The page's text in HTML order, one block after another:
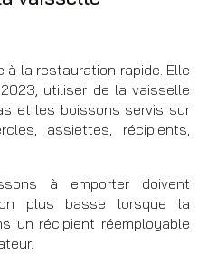
à la restauration rapide. Elle
utiliser de la vaisselle
et les boissons servis sur
assiettes, récipients,
à emporter doivent
plus basse lorsque la
un récipient réemployable